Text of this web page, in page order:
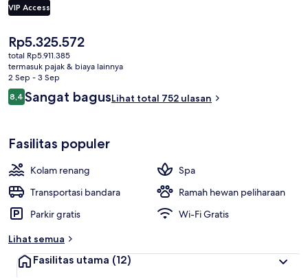
dan buka untuk makan malam. Keunggulan lain di hotel mewah ini
meliputi 3 bar/lounge, klub anak gratis, dan bar tepi kolam renang.
VIP Access
Harga
saat
ini
Rp5.325.572
Rp5.325.572
total Rp5.911.385
termasuk pajak & biaya lainnya
2 Sep - 3 Sep
Ulasan
8,48,4 dari 10
Sangat bagusLihat total 752 ulasan
Fasilitas populer
Kolam renang
Spa
Transportasi bandara
Ramah hewan peliharaan
Parkir gratis
Wi-Fi Gratis
Lihat semua
Fasilitas utama (12)